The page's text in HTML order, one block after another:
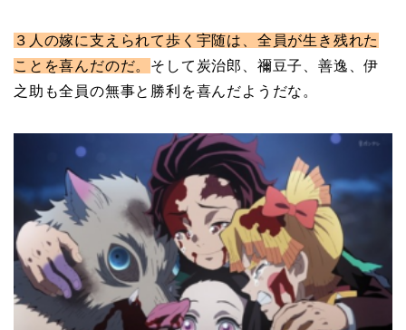
３人の嫁に支えられて歩く宇随は、全員が生き残れた
ことを喜んだのだ。 そして炭治郎、禰豆子、善逸、伊
之助も全員の無事と勝利を喜んだようだな。